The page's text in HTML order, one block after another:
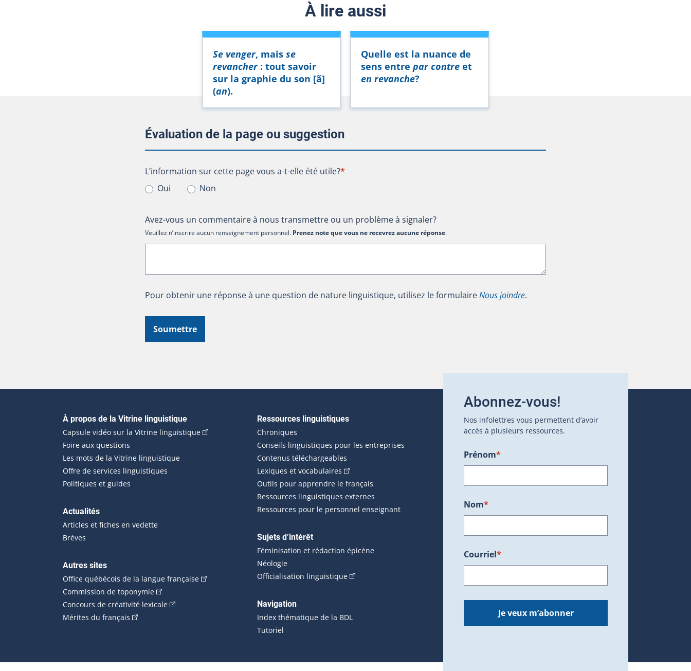
À lire aussi
Se venger, mais se
revancher: tout savoir
sur la graphie du son [ã]
(an).
Quelle est la nuance de
sens entre par contre et
en revanche?
Évaluation de la page ou suggestion
L’information sur cette page vous a-t-elle été utile?
L’information sur cette page vous a-t-elle été utile?*
Oui
Non
Avez-vous un commentaire à nous transmettre ou un problème à signaler?
Veuillez n’inscrire aucun renseignement personnel. Prenez note que vous ne recevrez aucune réponse.
Pour obtenir une réponse à une question de nature linguistique, utilisez le formulaireNous joindre.
Soumettre
Navigation principale
À propos de la Vitrine linguistique
Capsule vidéo sur la Vitrine linguistique(Cet hyperlien externe s'ouvrira dans une nouvelle fenêtre.)
Foire aux questions
Les mots de la Vitrine linguistique
Offre de services linguistiques
Politiques et guides
Actualités
Articles et fiches en vedette
Brèves
Autres sites
Office québécois de la langue française(Cet hyperlien externe s'ouvrira dans une nouvelle fenêtre.)
Commission de toponymie(Cet hyperlien externe s'ouvrira dans une nouvelle fenêtre.)
Concours de créativité lexicale(Cet hyperlien externe s'ouvrira dans une nouvelle fenêtre.)
Mérites du français (Cet hyperlien externe s'ouvrira dans une nouvelle fenêtre.)
Ressources linguistiques
Chroniques
Conseils linguistiques pour les entreprises
Contenus téléchargeables
Lexiques et vocabulaires (Cet hyperlien externe s'ouvrira dans une nouvelle fenêtre.)
Outils pour apprendre le français
Ressources linguistiques externes
Ressources pour le personnel enseignant
Sujets d’intérêt
Féminisation et rédaction épicène
Néologie
Officialisation linguistique(Cet hyperlien externe s'ouvrira dans une nouvelle fenêtre.)
Navigation
Index thématique de la BDL
Tutoriel
Abonnez-vous!
Nos infolettres vous permettent d’avoir
accès à plusieurs ressources.
Prénom*
Nom*
Courriel*
Je veux m’abonner